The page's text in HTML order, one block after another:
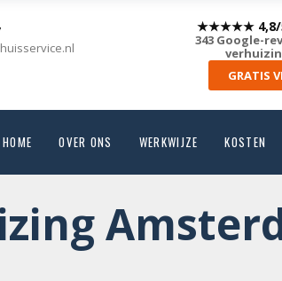
★★★★★ 4,8/
343 Google-
GRATIS
HOME OVER ONS WERKWIJZE KOSTEN